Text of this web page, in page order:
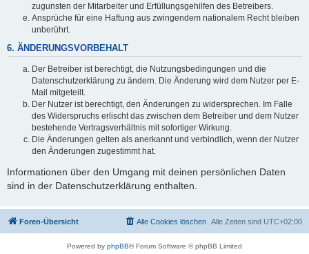
zugunsten der Mitarbeiter und Erfüllungsgehilfen des Betreibers.
Ansprüche für eine Haftung aus zwingendem nationalem Recht bleiben
unberührt.
6. ÄNDERUNGSVORBEHALT
Der Betreiber ist berechtigt, die Nutzungsbedingungen und die
Datenschutzerklärung zu ändern. Die Änderung wird dem Nutzer per E-
Mail mitgeteilt.
Der Nutzer ist berechtigt, den Änderungen zu widersprechen. Im Falle
des Widerspruchs erlischt das zwischen dem Betreiber und dem Nutzer
bestehende Vertragsverhältnis mit sofortiger Wirkung.
Die Änderungen gelten als anerkannt und verbindlich, wenn der Nutzer
den Änderungen zugestimmt hat.
Informationen über den Umgang mit deinen persönlichen Daten
sind in der Datenschutzerklärung enthalten.
Foren-Übersicht Alle Zeiten sind UTC+02:00
Alle Cookies löschen
Powered by phpBB® Forum Software © phpBB Limited